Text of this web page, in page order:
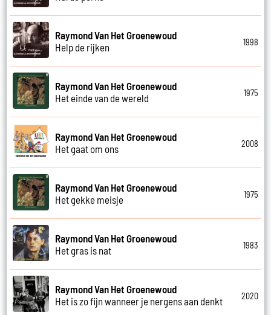
Raymond Van Het Groenewoud
Help de rijken
1998
Raymond Van Het Groenewoud
Het einde van de wereld
1975
Raymond Van Het Groenewoud
Het gaat om ons
2008
Raymond Van Het Groenewoud
Het gekke meisje
1975
Raymond Van Het Groenewoud
Het gras is nat
1983
Raymond Van Het Groenewoud
Het is zo fijn wanneer je nergens aan denkt
2020